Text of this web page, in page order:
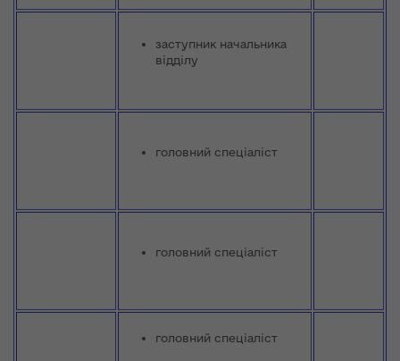
заступник начальника
відділу
головний спеціаліст
головний спеціаліст
головний спеціаліст